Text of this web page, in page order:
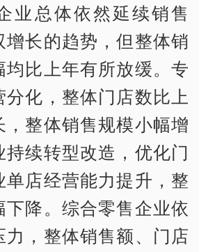
业总体依然延续销售
长的趋势，但整体销
比上年有所放缓。专
分化，整体门店数比上
，整体销售规模小幅增
续转型改造，优化门
单店经营能力提升，整
降。综合零售企业依
，整体销售额、门店